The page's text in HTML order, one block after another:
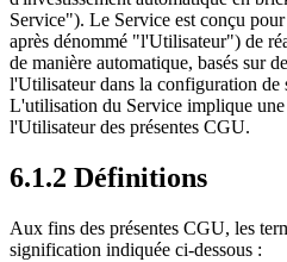
Service"). Le Service est conçu
après dénommé "l'Utilisateur") de
de manière automatique, basés sur
l'Utilisateur dans la configuration de
L'utilisation du Service implique une
l'Utilisateur des présentes CGU.
6.1.2 Définitions
Aux fins des présentes CGU, les
signification indiquée ci-dessous :